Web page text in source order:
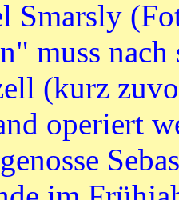
Smarsly
muss
(kurz
operiert